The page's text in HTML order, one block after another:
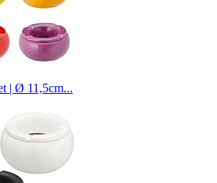
| Ø 11,5cm...